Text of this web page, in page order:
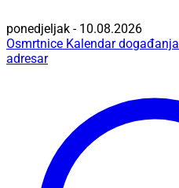
ponedjeljak - 10.08.2026
Osmrtnice Kalendar događanja
adresar